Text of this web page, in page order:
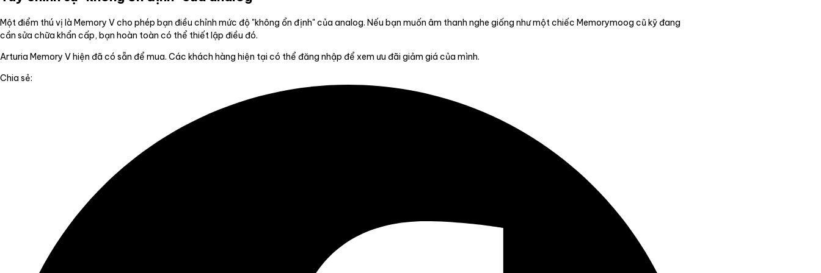
Một điểm thú vị là Memory V cho phép bạn điều chỉnh mức độ "không ổn định" của analog. Nếu bạn muốn âm thanh nghe giống như một chiếc Memorymoog cũ kỹ đang
cần sửa chữa khẩn cấp, bạn hoàn toàn có thể thiết lập điều đó.
Arturia Memory V hiện đã có sẵn để mua. Các khách hàng hiện tại có thể đăng nhập để xem ưu đãi giảm giá của mình.
Chia sẻ: